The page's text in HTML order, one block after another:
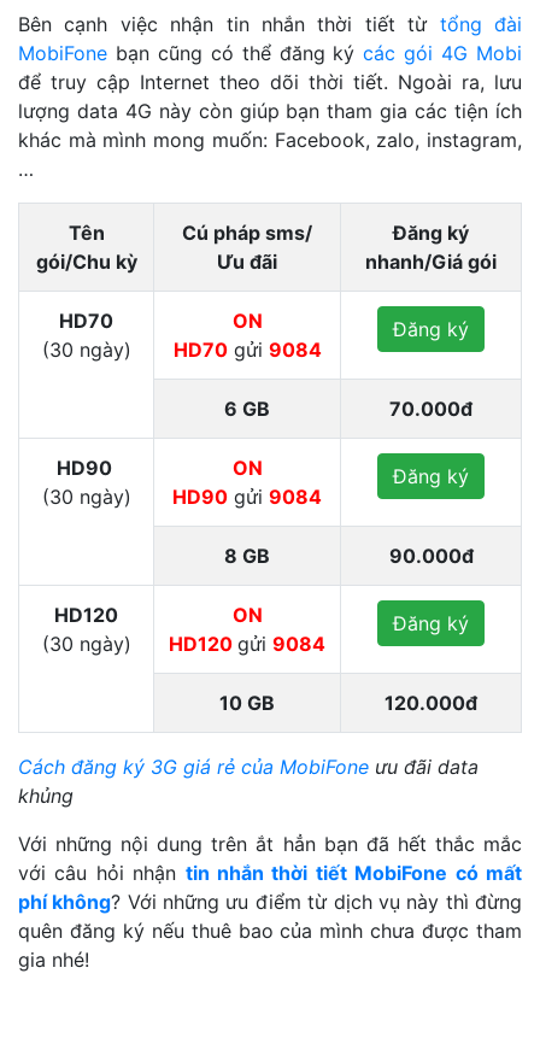
Bên cạnh việc nhận tin nhắn thời tiết từ tổng đài
MobiFone bạn cũng có thể đăng kýcác gói 4G Mobi
để truy cập Internet theo dõi thời tiết. Ngoài ra, lưu
lượng data 4G này còn giúp bạn tham gia các tiện ích
khác mà mình mong muốn: Facebook, zalo, instagram,
…
Tên
gói/Chu kỳ
Cú pháp sms/
Ưu đãi
Đăng ký
nhanh/Giá gói
HD70
(30 ngày)
ON
HD70gửi 9084
Đăng ký
6 GB 70.000đ
HD90
(30 ngày)
ON
HD90 gửi 9084
Đăng ký
8 GB 90.000đ
HD120
(30 ngày)
ON
HD120 gửi 9084
Đăng ký
10 GB 120.000đ
Cách đăng ký 3G giá rẻ của MobiFone ưu đãi data
khủng
Với những nội dung trên ắt hẳn bạn đã hết thắc mắc
với câu hỏi nhận tin nhắn thời tiết MobiFone có mất
phí không? Với những ưu điểm từ dịch vụ này thì đừng
quên đăng ký nếu thuê bao của mình chưa được tham
gia nhé!